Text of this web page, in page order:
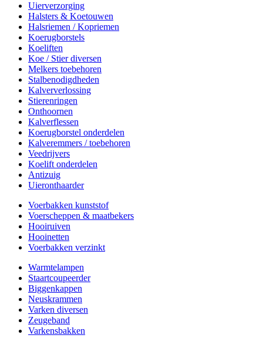
Uierverzorging
Halsters & Koetouwen
Halsriemen / Kopriemen
Koerugborstels
Koeliften
Koe / Stier diversen
Melkers toebehoren
Stalbenodigdheden
Kalververlossing
Stierenringen
Onthoornen
Kalverflessen
Koerugborstel onderdelen
Kalveremmers / toebehoren
Veedrijvers
Koelift onderdelen
Antizuig
Uieronthaarder
Voerbakken kunststof
Voerscheppen & maatbekers
Hooiruiven
Hooinetten
Voerbakken verzinkt
Warmtelampen
Staartcoupeerder
Biggenkappen
Neuskrammen
Varken diversen
Zeugeband
Varkensbakken